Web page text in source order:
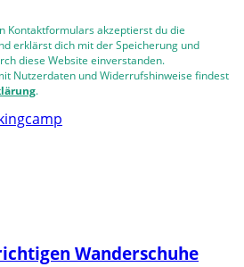
Kontaktformulars akzeptierst du die
erklärst dich mit der Speicherung und
diese Website einverstanden.
Nutzerdaten und Widerrufshinweise findest
.
Wanderschuhe